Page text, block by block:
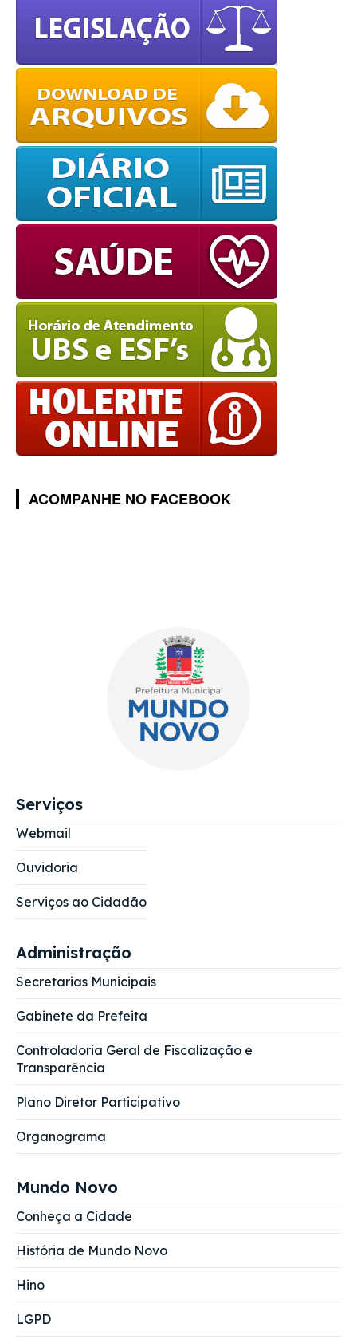
ACOMPANHE NO FACEBOOK
Serviços
Webmail
Ouvidoria
Serviços ao Cidadão
Administração
Secretarias Municipais
Gabinete da Prefeita
Controladoria Geral de Fiscalização e
Transparência
Plano Diretor Participativo
Organograma
Mundo Novo
Conheça a Cidade
História de Mundo Novo
Hino
LGPD